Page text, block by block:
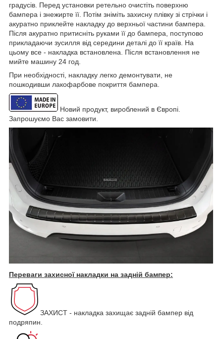
градусів. Перед установки ретельно очистіть поверхню
бампера і знежирте її. Потім зніміть захисну плівку зі стрічки і
акуратно приклейте накладку до верхньої частини бампера.
Після акуратно притисніть руками її до бампера, поступово
прикладаючи зусилля від середини деталі до її країв. На
цьому все - накладка встановлена. Після встановлення не
мийте машину 24 год.
При необхідності, накладку легко демонтувати, не
пошкодивши лакофарбове покриття бампера.
Новий продукт, вироблений в Європі.
Запрошуємо Вас замовити.
Переваги захисної накладки на задній бампер:
ЗАХИСТ - накладка захищає задній бампер від
подряпин.